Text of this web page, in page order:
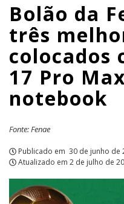
17
Pro
Max,
smart
TV
e
notebook
|
Bolão da
três
colocados
17 Pro
notebook
Fonte: Fenae
Publicado em 30 de junho de
Atualizado em 2 de julho de